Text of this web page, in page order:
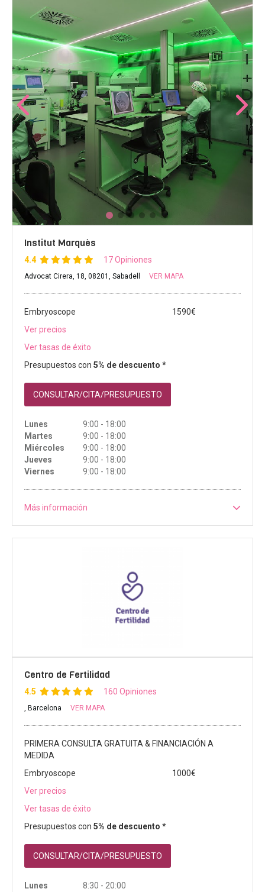
Institut Marquès
4.4 17 Opiniones
Advocat Cirera, 18, 08201, Sabadell VER MAPA
Embryoscope
1590€
Ver precios
Ver tasas de éxito
Presupuestos con 5% de descuento *
CONSULTAR/CITA/PRESUPUESTO
Lunes
9:00 - 18:00
Martes
9:00 - 18:00
Miércoles
9:00 - 18:00
Jueves
9:00 - 18:00
Viernes
9:00 - 18:00
Más información
Centro de Fertilidad
4.5 160 Opiniones
, Barcelona VER MAPA
PRIMERA CONSULTA GRATUITA & FINANCIACIÓN A
MEDIDA
Embryoscope
1000€
Ver precios
Ver tasas de éxito
Presupuestos con 5% de descuento *
CONSULTAR/CITA/PRESUPUESTO
Lunes
8:30 - 20:00